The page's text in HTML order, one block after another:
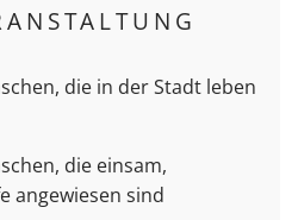
die in der Stadt leben
die einsam,
angewiesen sind